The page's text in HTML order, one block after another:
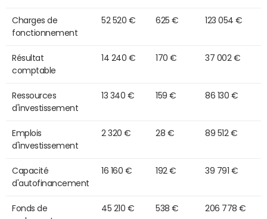
Charges de
fonctionnement
52 520 € 625 € 123 054 €
Résultat
comptable
14 240 € 170 € 37 002 €
Ressources
d'investissement
13 340 € 159 € 86 130 €
Emplois
d'investissement
2 320 € 28 € 89 512 €
Capacité
d'autofinancement
16 160 € 192 € 39 791 €
Fonds de
45 210 € 538 € 206 778 €